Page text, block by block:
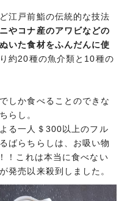
江戸前鮨の伝統的な技法
やコナ産のアワビなどの
いた食材をふんだんに使
約20種の魚介類と10種の
しか食べることのできな
らし。
る一人＄300以上のフル
ばらちらしは、お吸い物
！これは本当に食べない
発売以来殺到しました。